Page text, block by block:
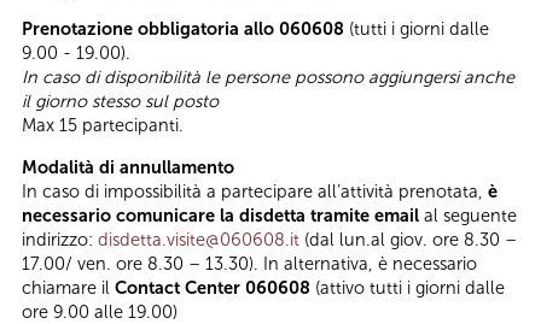
Prenotazione obbligatoria allo 060608 (tutti i giorni dalle
9.00 - 19.00).
In caso di disponibilità le persone possono aggiungersi anche
il giorno stesso sul posto
Max 15 partecipanti.
Modalità di annullamento
In caso di impossibilità a partecipare all’attività prenotata, è
necessario comunicare la disdetta tramite email al seguente
indirizzo: disdetta.visite@060608.it (dal lun.al giov. ore 8.30 –
17.00/ ven. ore 8.30 – 13.30). In alternativa, è necessario
chiamare il Contact Center 060608 (attivo tutti i giorni dalle
ore 9.00 alle 19.00)